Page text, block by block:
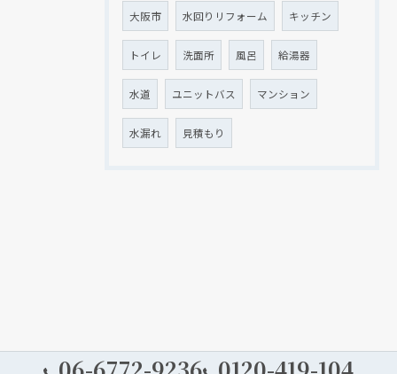
大阪市 水回りリフォーム キッチン
トイレ 洗面所 風呂 給湯器
水道 ユニットバス マンション
水漏れ 見積もり